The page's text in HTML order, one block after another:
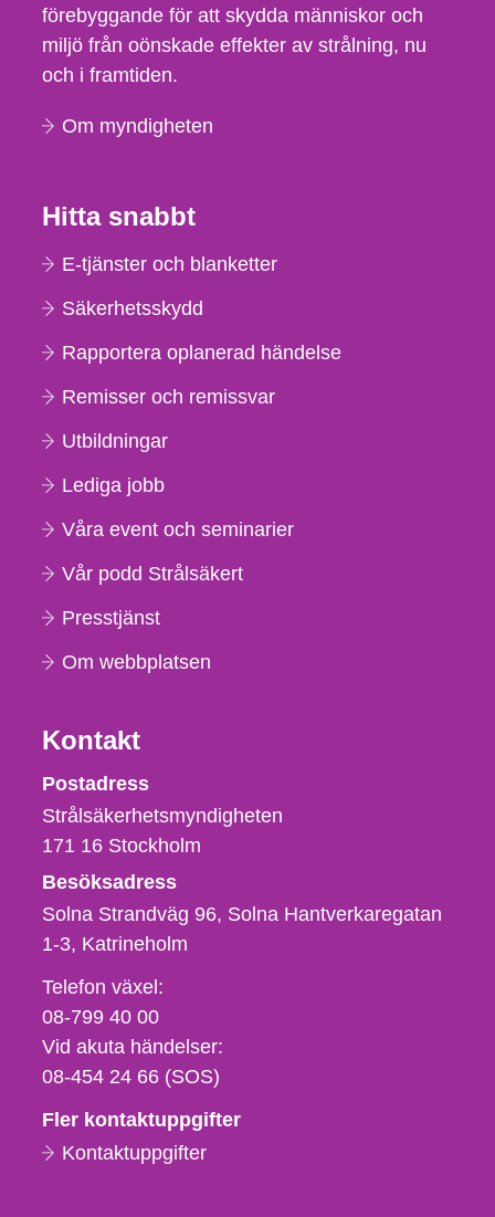
förebyggande för att skydda människor och
miljö från oönskade effekter av strålning, nu
och i framtiden.
Om myndigheten
Hitta snabbt
E-tjänster och blanketter
Säkerhetsskydd
Rapportera oplanerad händelse
Remisser och remissvar
Utbildningar
Lediga jobb
Våra event och seminarier
Vår podd Strålsäkert
Presstjänst
Om webbplatsen
Kontakt
Strålsäkerhetsmyndigheten
Postadress
Strålsäkerhetsmyndigheten
171 16 Stockholm
Besöksadress
Solna Strandväg 96, Solna Hantverkaregatan
1-3 Katrineholm
Telefon,
fax
och
e-
Telefon växel:
08-799 40 00
Vid akuta händelser:
08-454 24 66 (SOS)
Fler kontaktuppgifter
Kontaktuppgifter